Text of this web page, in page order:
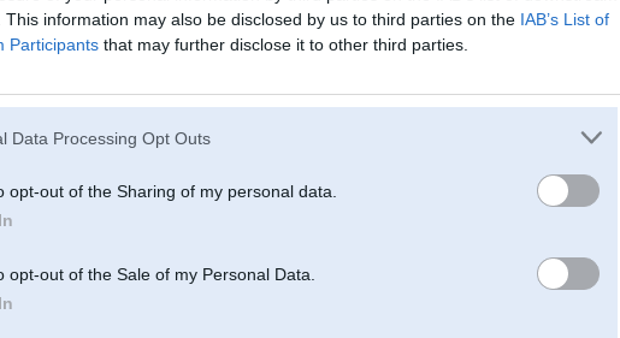
This information may also be disclosed by us to third parties on the IAB’s List of
Participants that may further disclose it to other third parties.
Data Processing Opt Outs
opt-out of the Sharing of my personal data.
opt-out of the Sale of my Personal Data.
Internetā no mūsu kaimiņiem ir redzams, ka glāžu turētājus var izņemt ārā un ievietot
Kādi risinājumi?
Atrodi teiksim rrr.lt vai xdalys.lt atbilstošu aizmugurējo tabureti un nomaini pats